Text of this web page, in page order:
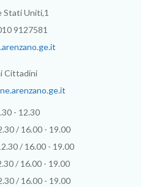
Stati Uniti,1
9127581
Cittadini
- 12.30
/ 16.00 - 19.00
/ 16.00 - 19.00
/ 16.00 - 19.00
/ 16.00 - 19.00